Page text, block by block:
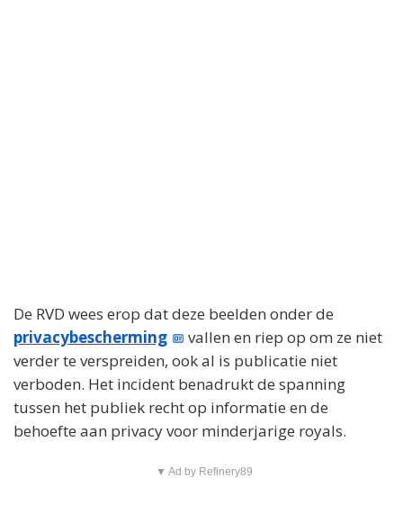
De RVD wees erop dat deze beelden onder de
privacybescherming
vallen en riep op om ze niet
verder te verspreiden, ook al is publicatie niet
verboden. Het incident benadrukt de spanning
tussen het publiek recht op informatie en de
behoefte aan privacy voor minderjarige royals.
▼ Ad by Refinery89